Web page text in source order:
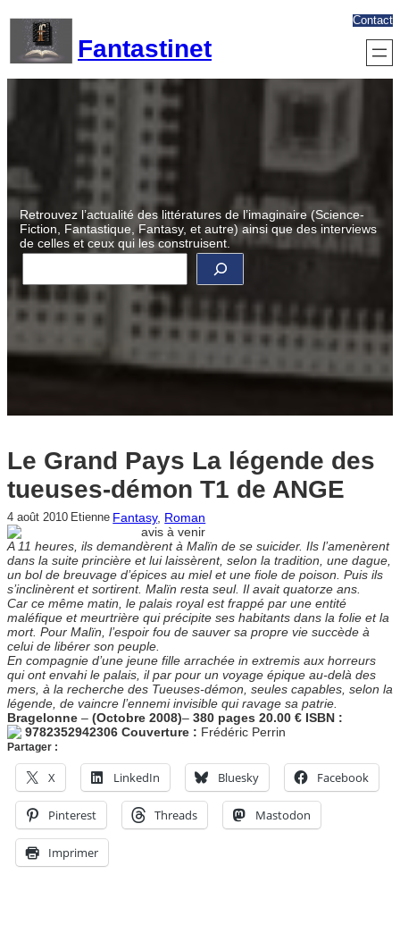
contenu
Fantastinet
Contact
Retrouvez l’actualité des littératures de l’imaginaire (Science-
Fiction, Fantastique, Fantasy, et autre) ainsi que des interviews
de celles et ceux qui les construisent.
R
c
h
e
h
Le Grand Pays La légende des
tueuses-démon T1 de ANGE
4 août 2010 Etienne Fantasy, Roman
avis à venir
A 11 heures, ils demandèrent à Malïn de se suicider. Ils l’amenèrent
dans la suite princière et lui laissèrent, selon la tradition, une dague,
un bol de breuvage d’épices au miel et une fiole de poison. Puis ils
s’inclinèrent et sortirent. Malïn resta seul. Il avait quatorze ans.
Car ce même matin, le palais royal est frappé par une entité
maléfique et meurtrière qui précipite ses habitants dans la folie et la
mort. Pour Malïn, l’espoir fou de sauver sa propre vie succède à
celui de libérer son peuple.
En compagnie d’une jeune fille arrachée in extremis aux horreurs
qui ont envahi le palais, il par pour un voyage épique au-delà des
mers, à la recherche des Tueuses-démon, seules capables, selon la
légende, de vaincre l’ennemi invisible qui ravage sa patrie.
Bragelonne – (Octobre 2008)– 380 pages 20.00 € ISBN :
9782352942306 Couverture : Frédéric Perrin
Partager :
X LinkedIn Bluesky Facebook
Pinterest Threads Mastodon
Imprimer